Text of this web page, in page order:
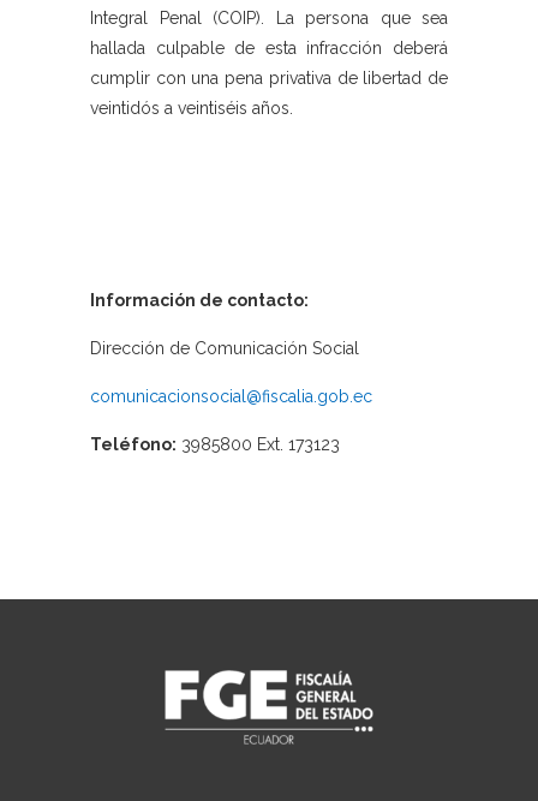
Integral Penal (COIP). La persona que sea
hallada culpable de esta infracción deberá
cumplir con una pena privativa de libertad de
veintidós a veintiséis años.
Información de contacto:
Dirección de Comunicación Social
comunicacionsocial@fiscalia.gob.ec
Teléfono: 3985800 Ext. 173123